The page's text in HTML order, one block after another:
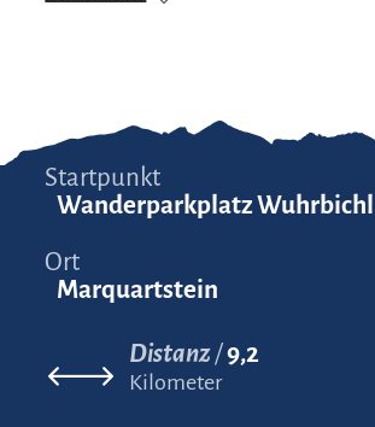
Startpunkt
Wanderparkplatz Wuhrbichl
Ort
Marquartstein
Distanz 9,2
Kilometer